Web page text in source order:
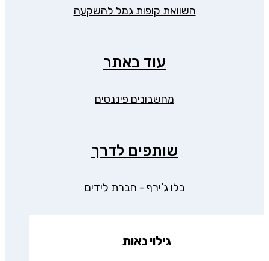
השוואת קופות גמל להשקעה
עוד באתר
מחשבונים פיננסים
שותפים לדרך
בלו ג’ירף - חברת לידים
גילוי נאות